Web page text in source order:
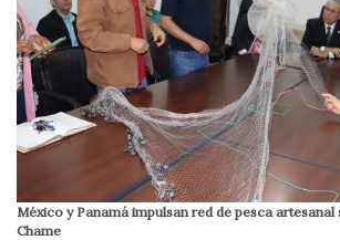
México y Panamá impulsan red de pesca artesanal
Chame